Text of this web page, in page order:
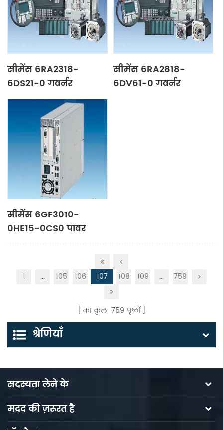
सीमेंस 6RA2318-
6DS21-0 गवर्नर
सीमेंस 6RA2818-
6DV61-0 गवर्नर
सीमेंस 6GF3010-
0HE15-0CS0 पावर
यूनिट
1 ... 105 106 107 108 109 ... 759
का कुल 759 पृष्ठों
श्रेणियाँ
सदस्यता लेने के
मदद की ज़रूरत है